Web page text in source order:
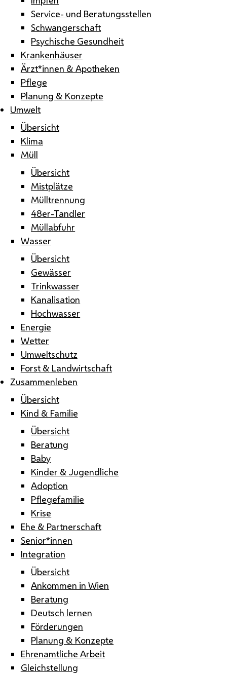
Service- und Beratungsstellen
Schwangerschaft
Psychische Gesundheit
Krankenhäuser
Ärzt*innen & Apotheken
Pflege
Planung & Konzepte
Umwelt
Übersicht
Klima
Müll
Übersicht
Mistplätze
Mülltrennung
48er-Tandler
Müllabfuhr
Wasser
Übersicht
Gewässer
Trinkwasser
Kanalisation
Hochwasser
Energie
Wetter
Umweltschutz
Forst & Landwirtschaft
Zusammenleben
Übersicht
Kind & Familie
Übersicht
Beratung
Baby
Kinder & Jugendliche
Adoption
Pflegefamilie
Krise
Ehe & Partnerschaft
Senior*innen
Integration
Übersicht
Ankommen in Wien
Beratung
Deutsch lernen
Förderungen
Planung & Konzepte
Ehrenamtliche Arbeit
Gleichstellung